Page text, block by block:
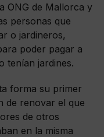
ONG de Mallorca y
personas que
o jardineros,
poder pagar a
tenían jardines.
forma su primer
de renovar el que
de otros
en la misma